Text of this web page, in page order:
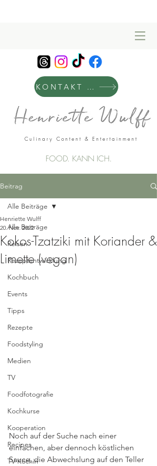
KONTAKT & MANAGEMENT
Culinary Content & Entertainment
FOOD. KANN ICH.
Beitrag
Alle Beiträge
Reisen
Rezeptentwicklung
Kochbuch
Events
Tipps
Rezepte
Foodstyling
Medien
TV
Foodfotografie
Kochkurse
Kooperation
Recipes
TV-Köchin
Alle Beiträge
Kokos-Tzatziki mit Koriander &
Limette (vegan)
Henriette Wulff
20. Nov. 2022
Noch auf der Suche nach einer
einfachen, aber dennoch köstlichen
Sauce, die Abwechslung auf den Teller